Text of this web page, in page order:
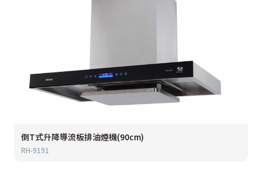
倒T式升降導流板排油煙機(90cm)
RH-9191